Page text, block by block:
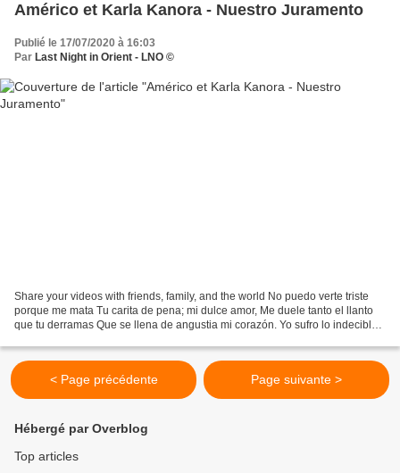
Américo et Karla Kanora - Nuestro Juramento
Publié le 17/07/2020 à 16:03
Par Last Night in Orient - LNO ©
Share your videos with friends, family, and the world No puedo verte triste
porque me mata Tu carita de pena; mi dulce amor, Me duele tanto el llanto
que tu derramas Que se llena de angustia mi corazón. Yo sufro lo indecible
< Page précédente Page suivante >
Hébergé par Overblog
Top articles